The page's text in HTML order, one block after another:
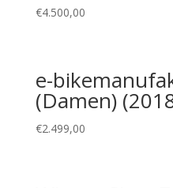
€4.500,00
e-
(Damen)
€2.499,00